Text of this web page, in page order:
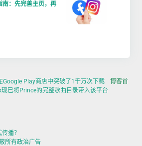
南：先完善主页，再
Google Play商店中突破了1千万次下载
博客首
现已将Prince的完整歌曲目录带入该平台
播？
所有政治广告